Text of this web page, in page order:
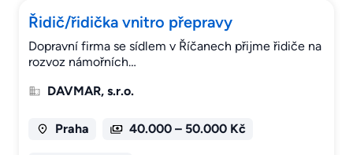
Řidič/řidička vnitro přepravy
Dopravní firma se sídlem v Říčanech přijme řidiče na
rozvoz námořních…
DAVMAR, s.r.o.
Praha 40.000 – 50.000 Kč